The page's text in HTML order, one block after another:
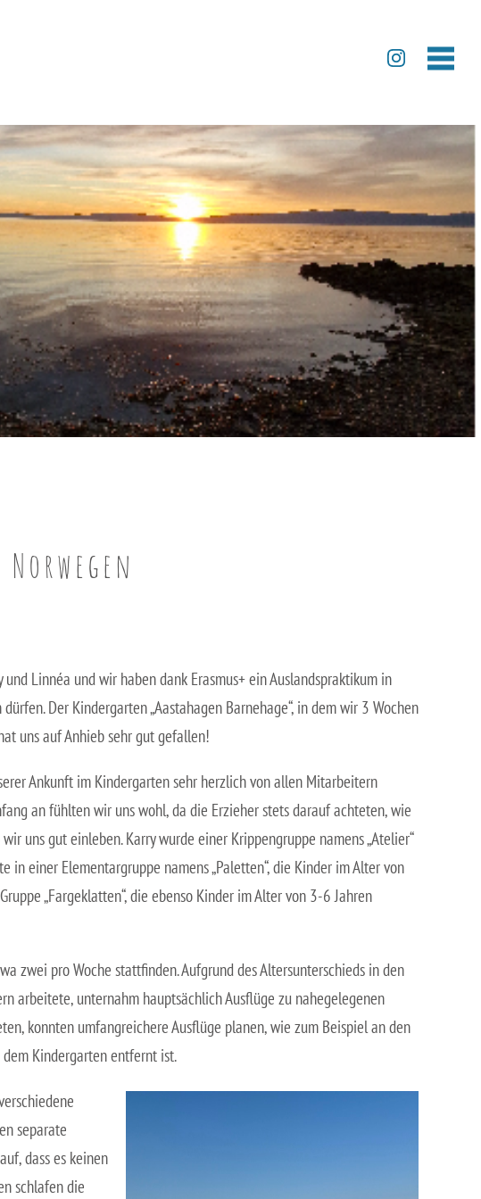
und Linnéa und wir haben dank Erasmus+ ein Auslandspraktikum in
Der Kindergarten „Aastahagen Barnehage“, in dem wir 3 Wochen
uns auf Anhieb sehr gut gefallen!
Ankunft im Kindergarten sehr herzlich von allen Mitarbeitern
an fühlten wir uns wohl, da die Erzieher stets darauf achteten, wie
uns gut einleben. Karry wurde einer Krippengruppe namens „Atelier“
einer Elementargruppe namens „Paletten“, die Kinder im Alter von
„Fargeklatten“, die ebenso Kinder im Alter von 3-6 Jahren
zwei pro Woche stattfinden. Aufgrund des Altersunterschieds in den
arbeitete, unternahm hauptsächlich Ausflüge zu nahegelegenen
konnten umfangreichere Ausflüge planen, wie zum Beispiel an den
Kindergarten entfernt ist.
separate
dass es keinen
schlafen die